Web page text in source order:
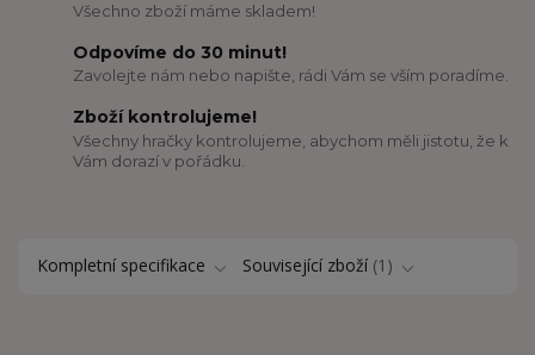
Všechno zboží máme skladem!
Odpovíme do 30 minut!
Zavolejte nám nebo napište, rádi Vám se vším poradíme.
Zboží kontrolujeme!
Všechny hračky kontrolujeme, abychom měli jistotu, že k
Vám dorazí v pořádku.
Kompletní specifikace Související zboží 1